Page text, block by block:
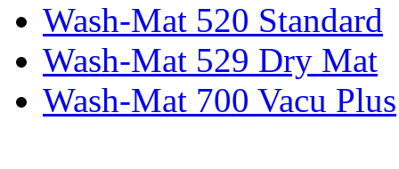
Wash-Mat 520 Standard
Wash-Mat 529 Dry Mat
Wash-Mat 700 Vacu Plus